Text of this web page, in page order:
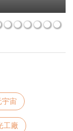
互動
宇宙
工廠